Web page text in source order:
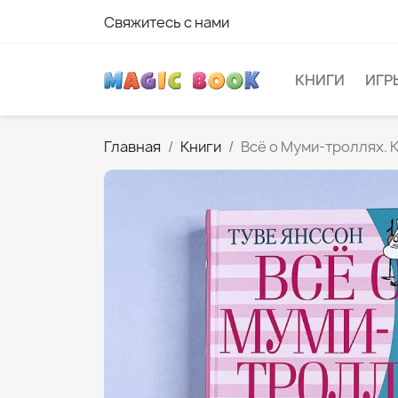
Свяжитесь с нами
КНИГИ
Главная Книги Всё о Муми-троллях.